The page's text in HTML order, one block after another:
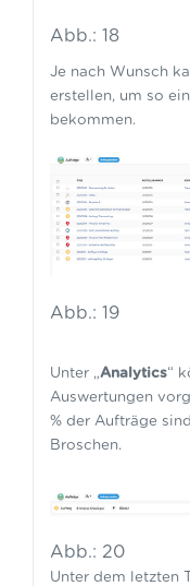
Abb.: 18
Je nach Wunsch
erstellen, um so
bekommen.
Abb.: 19
Unter „Analytics“
Auswertungen
% der Aufträge
Broschen.
Abb.: 20
Unter dem letzten